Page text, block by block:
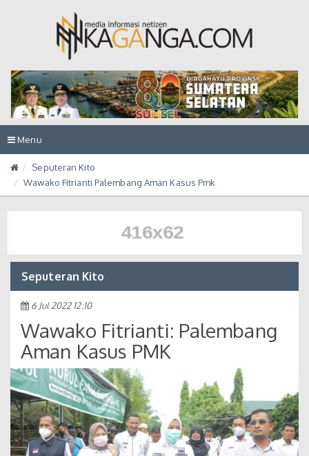
Toggle
navigation
Menu
Seputeran Kito
Wawako Fitrianti Palembang Aman Kasus Pmk
Seputeran Kito
6 Jul 2022 12:10
Wawako Fitrianti: Palembang
Aman Kasus PMK